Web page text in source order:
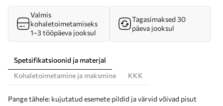
Valmis
kohaletoimetamiseks
1–3 tööpäeva jooksul
Tagasimaksed 30
päeva jooksul
Spetsifikatsioonid ja materjal
Kohaletoimetamine ja maksmine
KKK
Pange tähele: kujutatud esemete pildid ja värvid võivad pisut